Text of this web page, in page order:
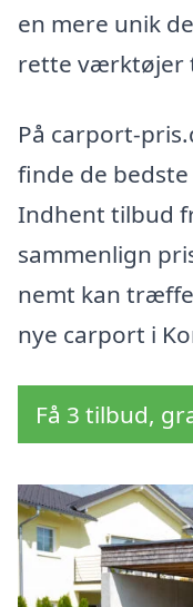
en mere unik
rette værktøjer
På carport-
finde de
Indhent tilbud
sammenlign
nemt kan
nye carport i
Få 3 tilbud,